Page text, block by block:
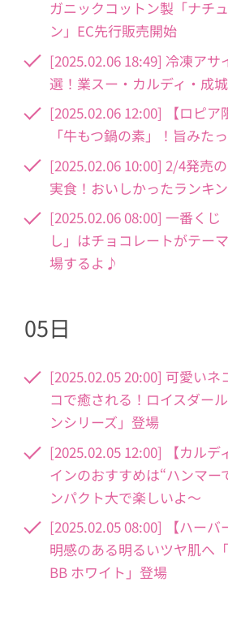
ガニックコットン製「ナチ
ン」EC先行販売開始
[2025.02.06 18:49] 冷凍アサ
選！業スー・カルディ・成
[2025.02.06 12:00] 【ロピア
「牛もつ鍋の素」！旨みた
[2025.02.06 10:00] 2/4発売
実食！おいしかったランキ
[2025.02.06 08:00] 一番くじ
し」はチョコレートがテー
場するよ♪
05日
[2025.02.05 20:00] 可愛いネ
コで癒される！ロイスダー
ンシリーズ」登場
[2025.02.05 12:00] 【カルデ
インのおすすめは“ハンマー
ンパクト大で楽しいよ～
[2025.02.05 08:00] 【ハーバ
明感のある明るいツヤ肌へ
BB ホワイト」登場